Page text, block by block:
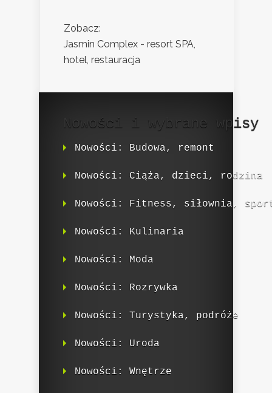
Zobacz:
Jasmin Complex - resort SPA,
hotel, restauracja
Nowości i wybrane wpisy
Nowości: Budowa, remont
Nowości: Ciąża, dzieci, rodzina
Nowości: Fitness, siłownia,
Nowości: Kulinaria
Nowości: Moda
Nowości: Rozrywka
Nowości: Turystyka, podróże
Nowości: Uroda
Nowości: Wnętrze